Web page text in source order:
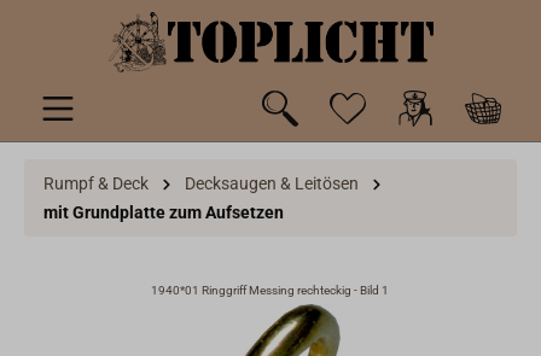
springen
Rumpf & Deck
Decksaugen & Leitösen
mit Grundplatte zum Aufsetzen
1940*01 Ringgriff Messing rechteckig - Bild 1